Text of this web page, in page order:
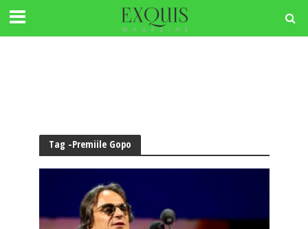
Tag -Premiile Gopo